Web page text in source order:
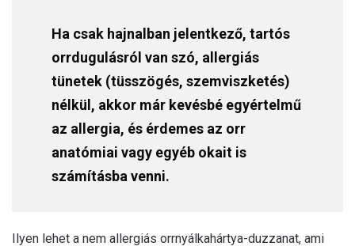
Ha csak hajnalban jelentkező, tartós
orrdugulásról van szó, allergiás
tünetek (tüsszögés, szemviszketés)
nélkül, akkor már kevésbé egyértelmű
az allergia, és érdemes az orr
anatómiai vagy egyéb okait is
számításba venni.
Ilyen lehet a nem allergiás orrnyálkahártya-duzzanat, ami